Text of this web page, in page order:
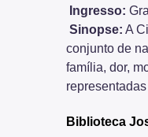
Ingresso:
Sinopse: A
conjunto de
família, dor,
Biblioteca